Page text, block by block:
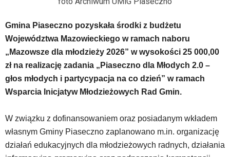
dedykowane
skróty
klawiaturowe,
nawigacja
obsługiwana
w
standardowy
sposób.
Na
Gmina Piaseczno pozyskała środki z budżetu
Województwa Mazowieckiego w ramach naboru
„Mazowsze dla młodzieży 2026” w wysokości 25 000,00
zł na realizację zadania „Piaseczno dla Młodych 2.0 –
głos młodych i partycypacja na co dzień” w ramach
Wsparcia Inicjatyw Młodzieżowych Rad Gmin.
W związku z dofinansowaniem oraz posiadanym wkładem
własnym Gminy Piaseczno zaplanowano m.in. organizację
działań edukacyjnych dla młodzieżowych radnych, działania